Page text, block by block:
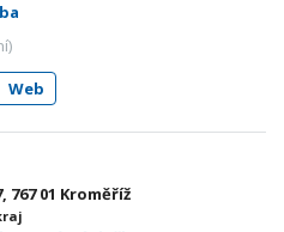
Web
767 01 Kroměříž